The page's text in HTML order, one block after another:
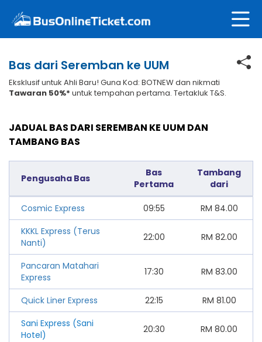
Bas dari Seremban ke UUM
Eksklusif untuk Ahli Baru! Guna Kod: BOTNEW dan nikmati
Tawaran 50%* untuk tempahan pertama. Tertakluk T&S.
JADUAL BAS DARI SEREMBAN KE UUM DAN
TAMBANG BAS
Pengusaha Bas
Bas
Pertama
Tambang
dari
Cosmic Express 09:55 RM 84.00
KKKL Express (Terus
Nanti)
22:00 RM 82.00
Pancaran Matahari
Express
17:30 RM 83.00
Quick Liner Express 22:15 RM 81.00
Sani Express (Sani
Hotel)
20:30 RM 80.00